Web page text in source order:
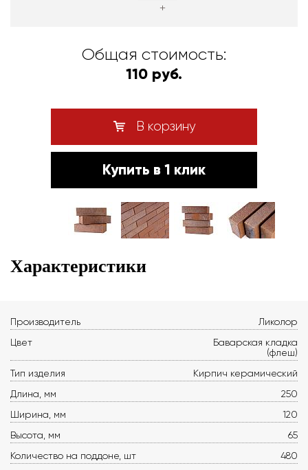
+
Общая стоимость:
110 руб.
В корзину
Купить в 1 клик
Характеристики
Производитель
Ликолор
Цвет
Баварская кладка
(флеш)
Тип изделия
Кирпич керамический
Длина, мм
250
Ширина, мм
120
Высота, мм
65
Количество на поддоне, шт
480